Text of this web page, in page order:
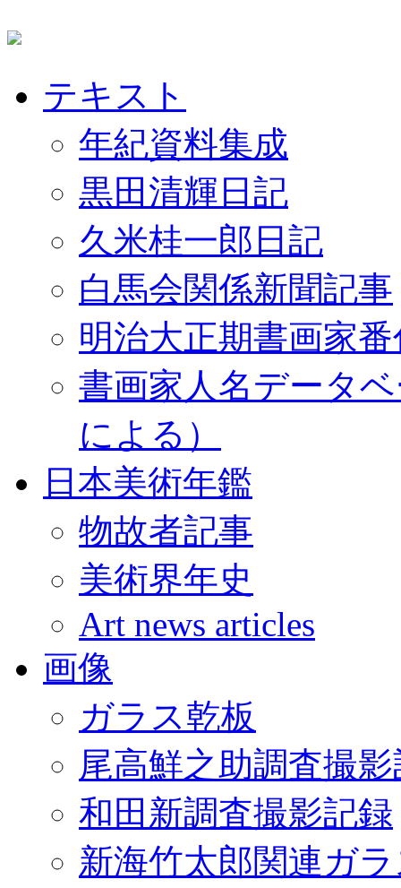
テキスト
年紀資料集成
黒田清輝日記
久米桂一郎日記
白馬会関係新聞記事
明治大正期書画家
書画家人名データ
による）
日本美術年鑑
物故者記事
美術界年史
Art news articles
画像
ガラス乾板
尾高鮮之助調査撮
和田新調査撮影記録
新海竹太郎関連ガ